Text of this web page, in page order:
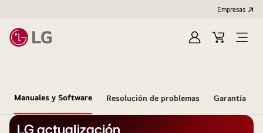
Empresas
IniciarCarritoOpen
Manuales y Software Resolución de problemas Garantía
LG actualización